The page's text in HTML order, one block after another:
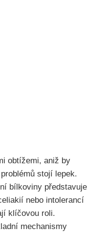
obtížemi, aniž by
stojí lepek.
bílkoviny představuje
nebo intolerancí
klíčovou roli.
mechanismy